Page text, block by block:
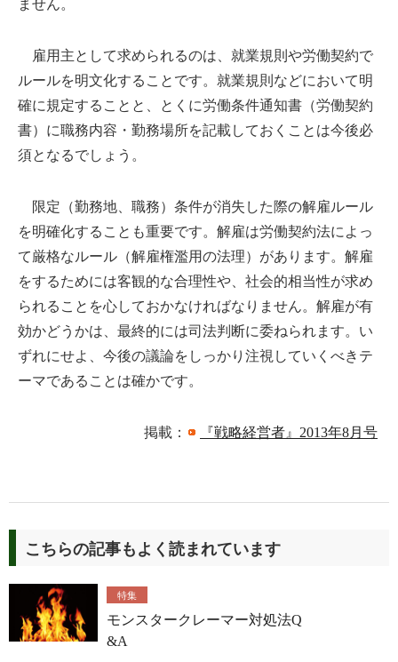
ません。
雇用主として求められるのは、就業規則や労働契約で
ルールを明文化することです。就業規則などにおいて明
確に規定することと、とくに労働条件通知書（労働契約
書）に職務内容・勤務場所を記載しておくことは今後必
須となるでしょう。
限定（勤務地、職務）条件が消失した際の解雇ルール
を明確化することも重要です。解雇は労働契約法によっ
て厳格なルール（解雇権濫用の法理）があります。解雇
をするためには客観的な合理性や、社会的相当性が求め
られることを心しておかなければなりません。解雇が有
効かどうかは、最終的には司法判断に委ねられます。い
ずれにせよ、今後の議論をしっかり注視していくべきテ
ーマであることは確かです。
掲載： 『戦略経営者』2013年8月号
こちらの記事もよく読まれています
特集
モンスタークレーマー対処法Q
&A